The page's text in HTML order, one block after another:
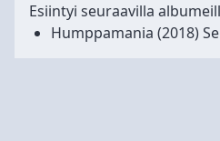
Esiintyi seuraavilla
Humppamania (2018)